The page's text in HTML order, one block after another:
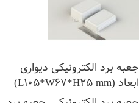
جعبه برد الکترونیکی دیواری
ابعاد (L105*W67*H25 mm)